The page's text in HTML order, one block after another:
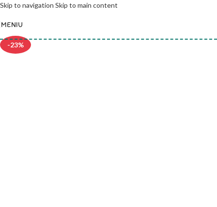
Skip to navigation Skip to main content
MENIU
-23%